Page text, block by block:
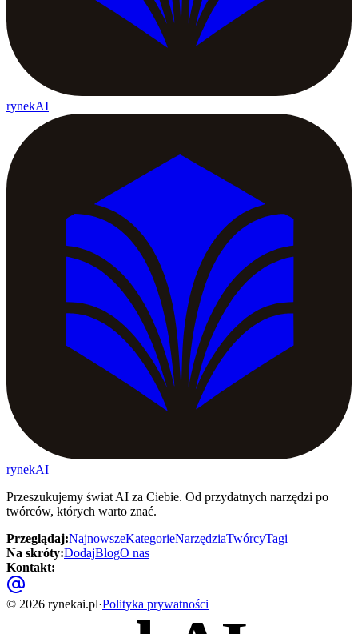
rynekAI
rynekAI
Przeszukujemy świat AI za Ciebie. Od przydatnych narzędzi po
twórców, których warto znać.
Przeglądaj:NajnowszeKategorieNarzędziaTwórcyTagi
Na skróty:DodajBlogO nas
Kontakt:
© 2026 rynekai.pl·Polityka prywatności